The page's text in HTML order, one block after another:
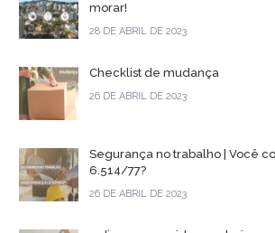
morar!
28 DE ABRIL DE 2023
Checklist de mudança
26 DE ABRIL DE 2023
Segurança no trabalho | Você
6.514/77?
26 DE ABRIL DE 2023